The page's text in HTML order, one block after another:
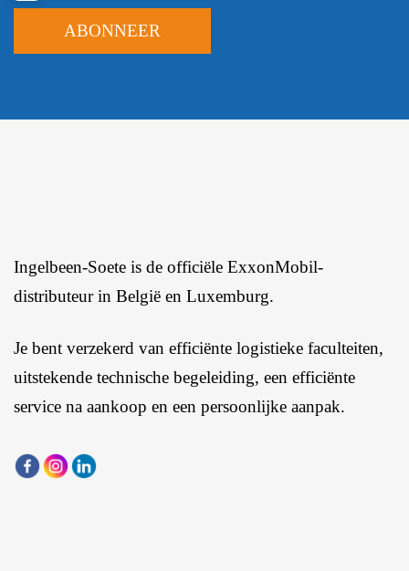
Ingelbeen-Soete is de officiële ExxonMobil-
distributeur in België en Luxemburg.
Je bent verzekerd van efficiënte logistieke faculteiten,
uitstekende technische begeleiding, een efficiënte
service na aankoop en een persoonlijke aanpak.